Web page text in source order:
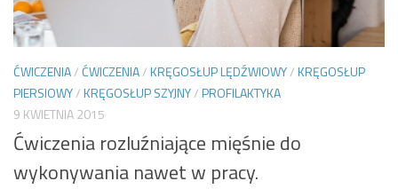
ĆWICZENIA/ĆWICZENIA/KRĘGOSŁUP LĘDŹWIOWY/KRĘGOSŁUP
PIERSIOWY/KRĘGOSŁUP SZYJNY/PROFILAKTYKA
9 KWIETNIA 2015
Ćwiczenia rozluźniające mięśnie do
wykonywania nawet w pracy.